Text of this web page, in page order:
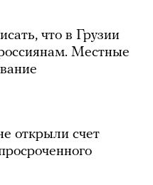
что в Грузии
Местные
открыли счет